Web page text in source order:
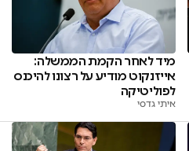
מיד לאחר הקמת הממשלה:
אייזנקוט מודיע על רצונו להיכנס
לפוליטיקה
איתי גדסי